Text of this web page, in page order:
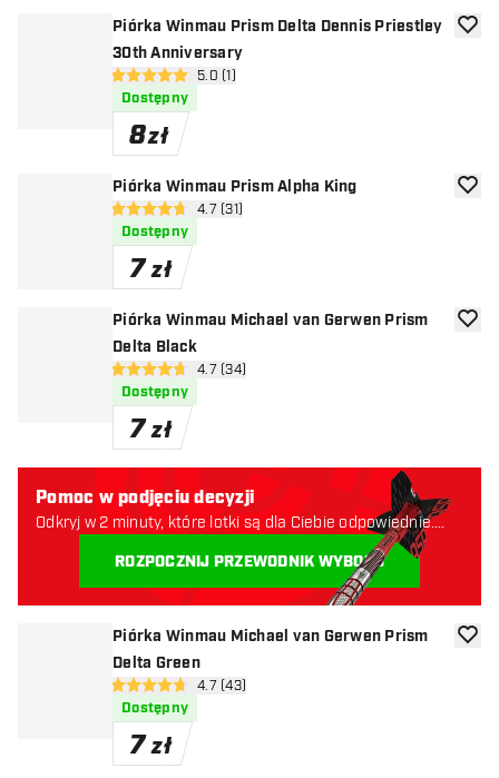
Piórka Winmau Prism Delta Dennis Priestley
30th Anniversary
otwórz panel recenzji
5 gwiazdki oceny
5.0 (1)
Dostępny
8zł
Piórka Winmau Prism Alpha King
otwórz panel recenzji
4.7 gwiazdki oceny
4.7 (31)
Dostępny
7 zł
Piórka Winmau Michael van Gerwen Prism
Delta Black
otwórz panel recenzji
4.7 gwiazdki oceny
4.7 (34)
Dostępny
7 zł
Piórka Winmau Michael van Gerwen Prism
Delta Green
otwórz panel recenzji
4.7 gwiazdki oceny
4.7 (43)
Dostępny
7 zł
Pomoc w podjęciu decyzji
Odkryj w 2 minuty, które lotki są dla Ciebie odpowiednie.
ROZPOCZNIJ PRZEWODNIK WYBORU